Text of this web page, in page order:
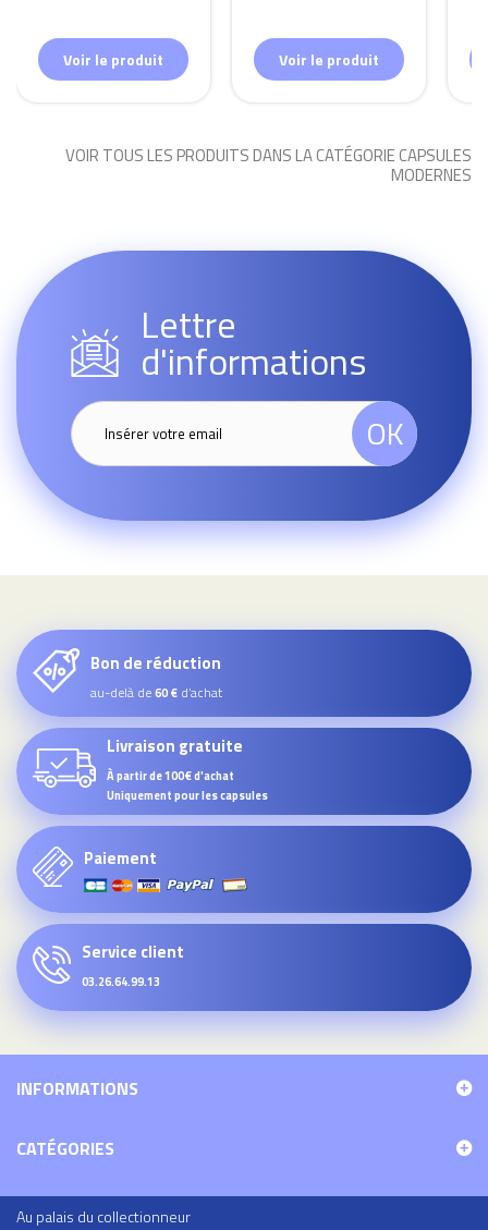
Voir le produit Voir le produit
VOIR TOUS LES PRODUITS DANS LA CATÉGORIE CAPSULES
MODERNES
Lettre
d'informations
OK
Bon de réduction
au-delà de60 € d’achat
Livraison gratuite
À partir de 100€ d'achat
Uniquement pour les capsules
Paiement
Service client
03.26.64.99.13
INFORMATIONS
CATÉGORIES
Au palais du collectionneur